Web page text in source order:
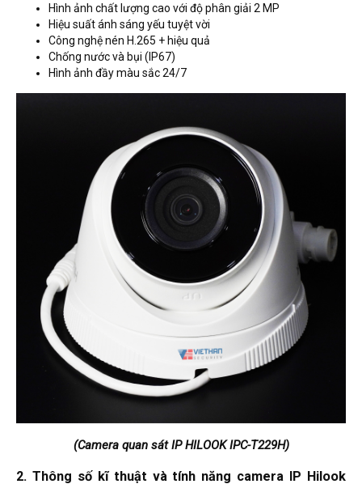
Hình ảnh chất lượng cao với độ phân giải 2 MP
Hiệu suất ánh sáng yếu tuyệt vời
Công nghệ nén H.265 + hiệu quả
Chống nước và bụi (IP67)
Hình ảnh đầy màu sắc 24/7
(Camera quan sát IP HILOOK IPC-T229H)
2. Thông số kĩ thuật và tính năng camera IP Hilook